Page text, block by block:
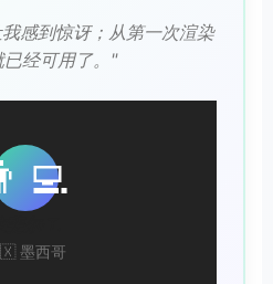
感到惊讶；从第一次渲染
已经可用了。"
墨西哥